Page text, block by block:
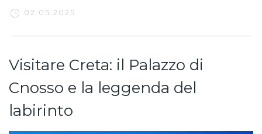
02.05.2025
Visitare Creta: il Palazzo di
Cnosso e la leggenda del
labirinto